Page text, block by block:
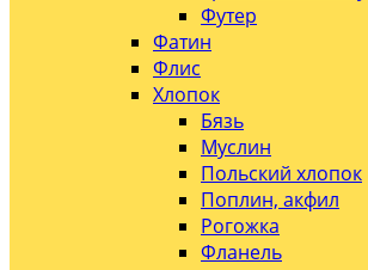
Футер
Фатин
Флис
Хлопок
Бязь
Муслин
Польский хлопок
Поплин, акфил
Рогожка
Фланель